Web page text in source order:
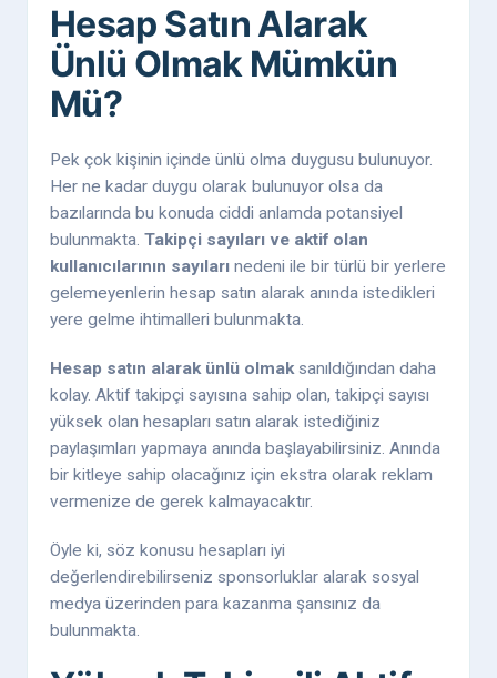
Hesap Satın Alarak
Ünlü Olmak Mümkün
Mü?
Pek çok kişinin içinde ünlü olma duygusu bulunuyor.
Her ne kadar duygu olarak bulunuyor olsa da
bazılarında bu konuda ciddi anlamda potansiyel
bulunmakta. Takipçi sayıları ve aktif olan
kullanıcılarının sayıları nedeni ile bir türlü bir yerlere
gelemeyenlerin hesap satın alarak anında istedikleri
yere gelme ihtimalleri bulunmakta.
Hesap satın alarak ünlü olmaksanıldığından daha
kolay. Aktif takipçi sayısına sahip olan, takipçi sayısı
yüksek olan hesapları satın alarak istediğiniz
paylaşımları yapmaya anında başlayabilirsiniz. Anında
bir kitleye sahip olacağınız için ekstra olarak reklam
vermenize de gerek kalmayacaktır.
Öyle ki, söz konusu hesapları iyi
değerlendirebilirseniz sponsorluklar alarak sosyal
medya üzerinden para kazanma şansınız da
bulunmakta.